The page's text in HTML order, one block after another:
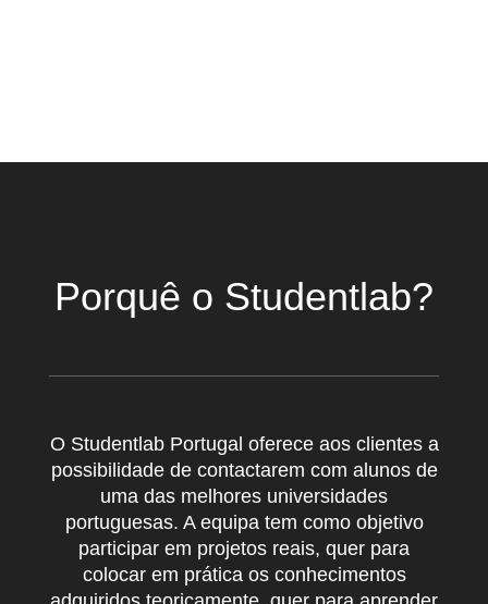
Porquê o Studentlab?
O Studentlab Portugal oferece aos clientes a
possibilidade de contactarem com alunos de
uma das melhores universidades
portuguesas. A equipa tem como objetivo
participar em projetos reais, quer para
colocar em prática os conhecimentos